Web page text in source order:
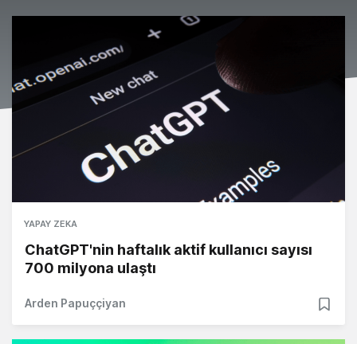
YAPAY ZEKA
ChatGPT'nin haftalık aktif kullanıcı sayısı
700 milyona ulaştı
Arden Papuççiyan